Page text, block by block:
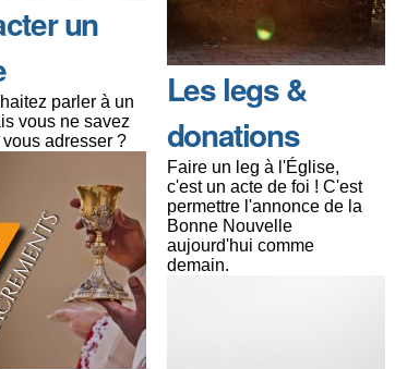
un
parler à un
vous ne savez
adresser ?
Les legs &
donations
Faire un leg à l'Église,
c'est un acte de foi ! C'est
permettre l'annonce de la
Bonne Nouvelle
aujourd'hui comme
demain.